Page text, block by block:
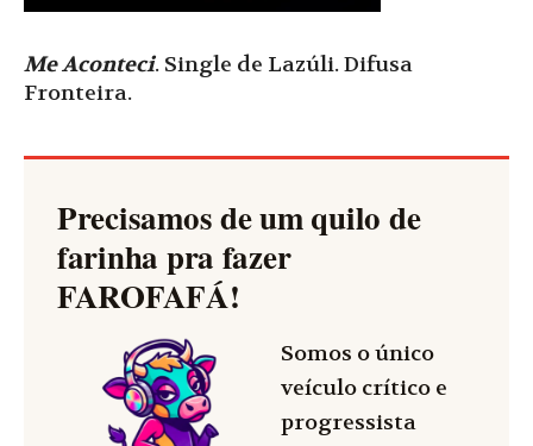
Me Aconteci. Single de Lazúli. Difusa
Fronteira.
Precisamos de um quilo de
farinha pra fazer
FAROFAFÁ!
Somos o único
veículo crítico e
progressista